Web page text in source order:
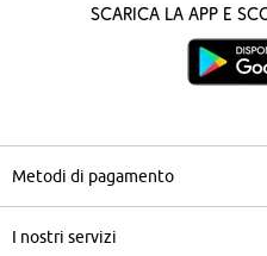
Scarica la App e
Metodi di pagamento
I nostri servizi